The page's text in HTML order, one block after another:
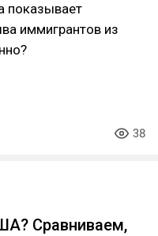
показывает
иммигрантов из
38
Сравниваем,